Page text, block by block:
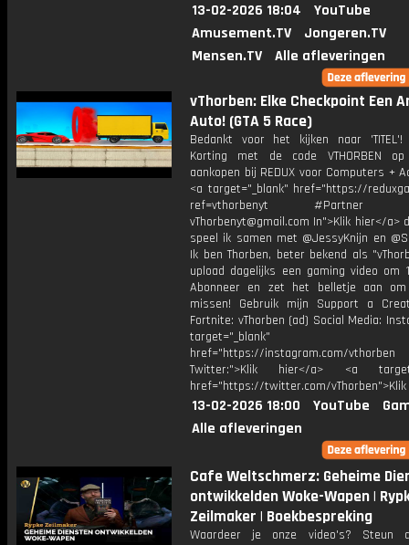
13-02-2026 18:04
YouTube
Amusement.TV
Jongeren.TV
Mensen.TV
Alle afleveringen
vThorben: Elke Checkpoint Een
Auto! (GTA 5 Race)
Bedankt voor het kijken naar
Korting met de code VTHORBEN
aankopen bij REDUX voor Computers +
<a target="_blank" href="https://
ref=vthorbenyt #Partner
vThorbenyt@gmail.com In">Klik hier</a>
speel ik samen met @JessyKnijn en
Ik ben Thorben, beter bekend als
upload dagelijks een gaming video om
Abonneer en zet het belletje aan
missen! Gebruik mijn Support a
Fortnite: vThorben (ad) Social Media:
target="_blank"
href="https://instagram.com/vthorben
Twitter:">Klik hier</a> <a
href="https://twitter.com/
13-02-2026 18:00 YouTube
Alle afleveringen
Cafe Weltschmerz: Geheime
ontwikkelden Woke-Wapen |
Zeilmaker | Boekbespreking
Waardeer je onze video's? Steun